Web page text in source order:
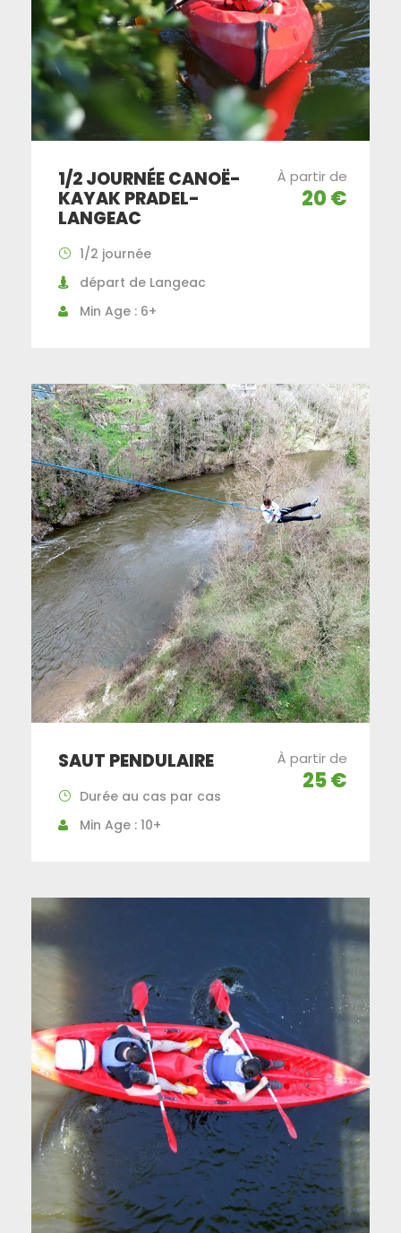
1/2 JOURNÉE CANOË-
KAYAK PRADEL-
LANGEAC
À partir de
20 €
1/2 journée
départ de Langeac
Min Age : 6+
SAUT PENDULAIRE À partir de
25 €
Durée au cas par cas
Min Age : 10+